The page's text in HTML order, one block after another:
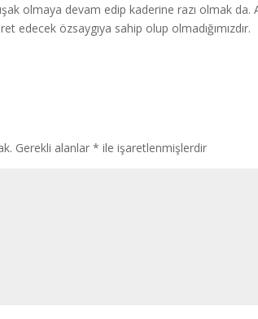
olmaya devam edip kaderine razı olmak da.
edecek özsaygıya sahip olup olmadığımızdır.
Gerekli alanlar * ile işaretlenmişlerdir